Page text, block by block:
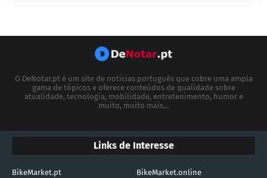
O DeNotar.pt é um site de notícias português que cobre uma ampla
gama de tópicos e oferece conteúdos de qualidade sobre
atualidade, tecnologia, mobilidade, entretenimento, humor e
muito, muito mais...
Links de Interesse
BikeMarket.pt
BikeMarket.online